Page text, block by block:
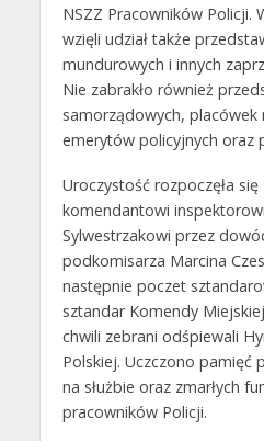
NSZZ Pracowników Policji.
wzięli udział także
mundurowych i innych
Nie zabrakło również
samorządowych, placówek
emerytów policyjnych oraz
Uroczystość rozpoczęła
komendantowi
Sylwestrzakowi przez
podkomisarza Marcina
następnie poczet
sztandar Komendy
chwili zebrani odśpiewali
Polskiej. Uczczono pamięć
na służbie oraz zmarłych
pracowników Policji.